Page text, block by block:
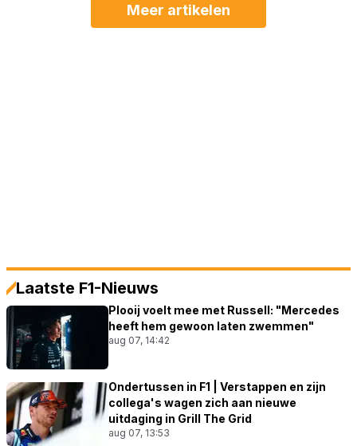
Meer artikelen
Laatste F1-Nieuws
Plooij voelt mee met Russell: "Mercedes
heeft hem gewoon laten zwemmen"
aug 07, 14:42
Ondertussen in F1 | Verstappen en zijn
collega's wagen zich aan nieuwe
uitdaging in Grill The Grid
aug 07, 13:53